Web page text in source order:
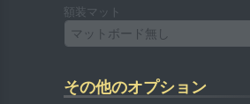
額装マット
マットボード無し
その他のオプション